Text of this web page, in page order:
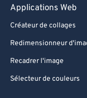
Applications Web
Créateur de collages
Redimensionneur
Recadrer l'image
Sélecteur de couleurs